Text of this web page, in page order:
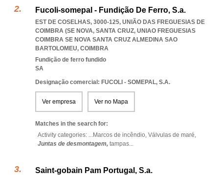
Fucoli-somepal - Fundição De Ferro, S.a.
EST DE COSELHAS, 3000-125, UNIÃO DAS FREGUESIAS DE
COIMBRA (SE NOVA, SANTA CRUZ, UNIAO FREGUESIAS
COIMBRA SE NOVA SANTA CRUZ ALMEDINA SAO
BARTOLOMEU, COIMBRA
Fundição de ferro fundido
SA
Designação comercial: FUCOLI - SOMEPAL, S.A.
Ver empresa Ver no Mapa
Matches in the search for:
Activity categories: ...Marcos de incêndio, Válvulas de maré,
Juntas de desmontagem, tampas...
Saint-gobain Pam Portugal, S.a.